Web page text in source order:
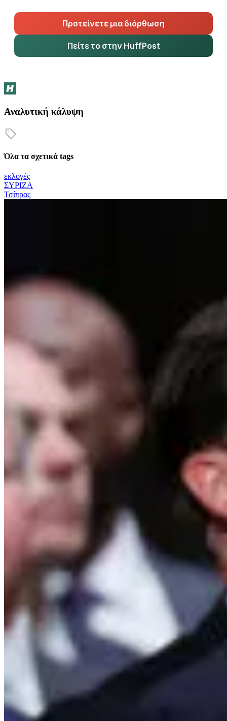
Προτείνετε μια διόρθωση
Πείτε το στην HuffPost
Αναλυτική κάλυψη
Όλα τα σχετικά tags
εκλογές
ΣΥΡΙΖΑ
Τσίπρας